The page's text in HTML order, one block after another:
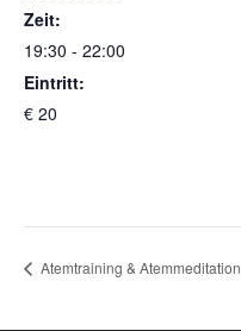
Zeit:
19:30 - 22:00
Eintritt:
€ 20
Atemtraining & Atemmeditation